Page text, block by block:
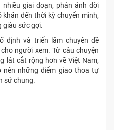
giai đoạn, phản ánh đời
đến thời kỳ chuyển mình,
giàu sức gợi.
định và triển lãm chuyên đề
người xem. Từ câu chuyện
lát cắt rộng hơn về Việt Nam,
những điểm giao thoa tự
sử chung.